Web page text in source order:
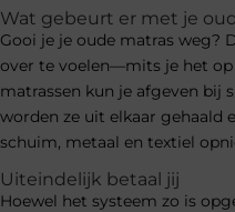
Wat gebeurt er met je
Gooi je je oude matras weg?
over te voelen—mits je het
matrassen kun je afgeven bij
worden ze uit elkaar gehaald
schuim, metaal en textiel
Uiteindelijk betaal jij
Hoewel het systeem zo is